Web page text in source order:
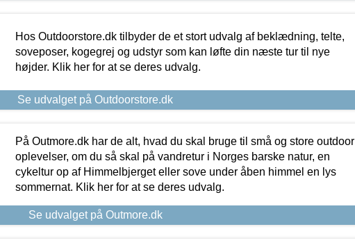
Hos Outdoorstore.dk tilbyder de et stort udvalg af beklædning, telte,
soveposer, kogegrej og udstyr som kan løfte din næste tur til nye
højder. Klik her for at se deres udvalg.
Se udvalget på Outdoorstore.dk
På Outmore.dk har de alt, hvad du skal bruge til små og store outdoor
oplevelser, om du så skal på vandretur i Norges barske natur, en
cykeltur op af Himmelbjerget eller sove under åben himmel en lys
sommernat. Klik her for at se deres udvalg.
Se udvalget på Outmore.dk